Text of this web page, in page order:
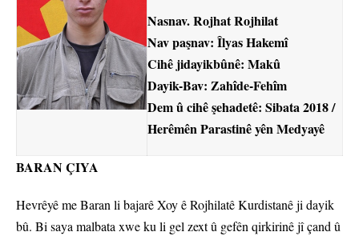
Nasnav. Rojhat Rojhilat
Nav paşnav: Îlyas Hakemî
Cihê jidayikbûnê: Makû
Dayik-Bav: Zahîde-Fehîm
Dem û cihê şehadetê: Sibata 2018 /
Herêmên Parastinê yên Medyayê
BARAN ÇIYA
Hevrêyê me Baran li bajarê Xoy ê Rojhilatê Kurdistanê ji dayik
bû. Bi saya malbata xwe ku li gel zext û gefên qirkirinê jî çand û